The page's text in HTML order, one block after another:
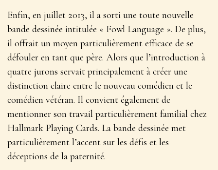
Enfin, en juillet 2013, il a sorti une toute nouvelle
bande dessinée intitulée « Fowl Language ». De plus,
il offrait un moyen particulièrement efficace de se
défouler en tant que père. Alors que l’introduction à
quatre jurons servait principalement à créer une
distinction claire entre le nouveau comédien et le
comédien vétéran. Il convient également de
mentionner son travail particulièrement familial chez
Hallmark Playing Cards. La bande dessinée met
particulièrement l’accent sur les défis et les
déceptions de la paternité.